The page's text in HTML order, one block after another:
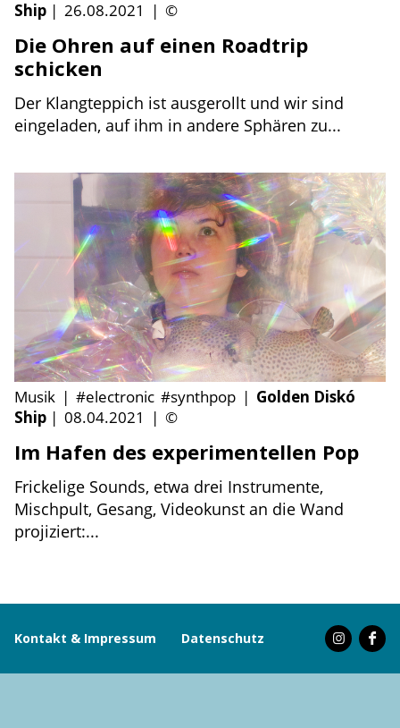
Ship | 26.08.2021 | ©
Die Ohren auf einen Roadtrip
schicken
Der Klangteppich ist ausgerollt und wir sind
eingeladen, auf ihm in andere Sphären zu...
Musik | #electronic #synthpop | Golden Diskó
Ship | 08.04.2021 | ©
Im Hafen des experimentellen Pop
Frickelige Sounds, etwa drei Instrumente,
Mischpult, Gesang, Videokunst an die Wand
projiziert:...
Kontakt & Impressum Datenschutz